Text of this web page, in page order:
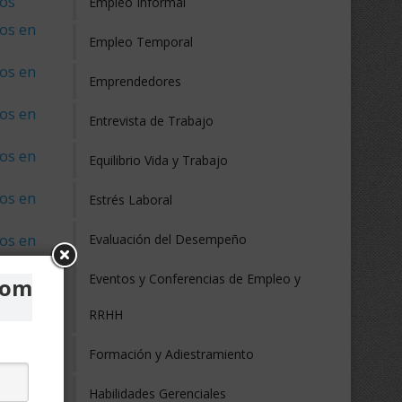
en
en
en
en
en
en
Empleo Temporal
Emprendedores
Entrevista de Trabajo
Equilibrio Vida y Trabajo
Estrés Laboral
Evaluación del Desempeño
Eventos y Conferencias de Empleo y
RRHH
Formación y Adiestramiento
Habilidades Gerenciales